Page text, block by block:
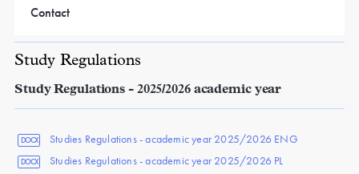
Contact
Study Regulations
Study Regulations - 2025/2026 academic year
DOCX Studies Regulations - academic year 2025/2026 ENG
DOCX Studies Regulations - academic year 2025/2026 PL